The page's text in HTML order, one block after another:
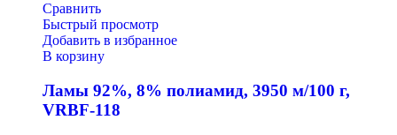
Сравнить
Быстрый просмотр
Добавить в избранное
В корзину
Ламы 92%, 8% полиамид, 3950 м/100 г,
VRBF-118